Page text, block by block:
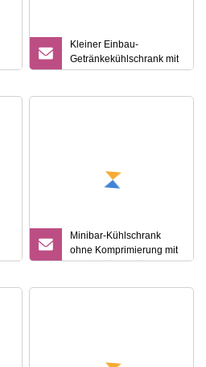
Kleiner Einbau-
Getränkekühlschrank mit
LED-Leuchtkasten und
Minibar-Kühlschrank
ohne Komprimierung mit
Glastür für Getränke